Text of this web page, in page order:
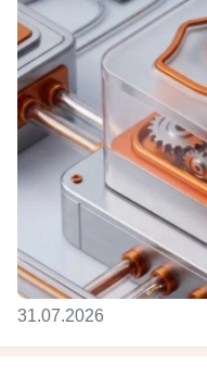
31.07.2026